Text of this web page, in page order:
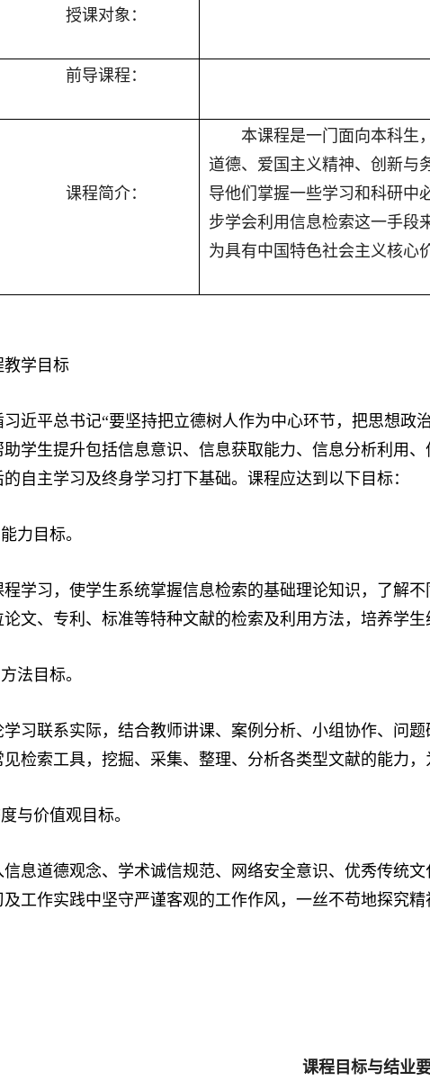
授课对象：
前导课程：
课程简介：
本课程是一门 面向本科生
道德、爱国主义精神、创新与
导他们掌握一些学习和科研中
步学会利用信息检索这一手段
为具有中国特色社会主义核心
教学目标
习近平总书记“要坚持把立德树人作为中心环节，把思想政
助学生提升包括信息意识、信息获取能力、信息分析利用
的自主学习及终身学习打下基础。课程应达到以下目标：
力目标。
学习，使学生系统掌握信息检索的基础理论知识 ， 了解不
论文、专利、标准等特种文献的检索及利用 方法 ， 培养学生
法目标。
习联系实际，结合教师讲课、案例分析、小组协作、问题
见检索工具， 挖掘、采集、整理、 分析各类型文献的能力 ，
与价值观目标。
信息道德观念、学术诚信规范、网络安全意识、优秀传统文
工作实践中坚守严谨客观的工作作风，一丝不苟地探究精
课程目标与结业